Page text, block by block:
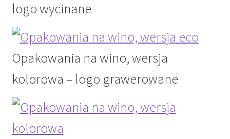
logo wycinane
Opakowania na wino, wersja
kolorowa – logo grawerowane